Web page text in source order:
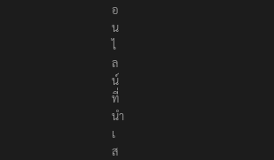
อ
อ
น
ไ
ล
น์
ที่
นำ
เ